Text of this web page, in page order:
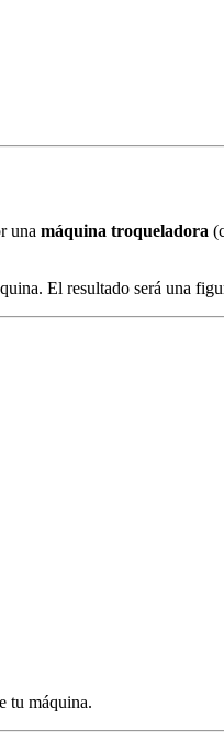
una máquina troqueladora
El resultado será una
tu máquina.